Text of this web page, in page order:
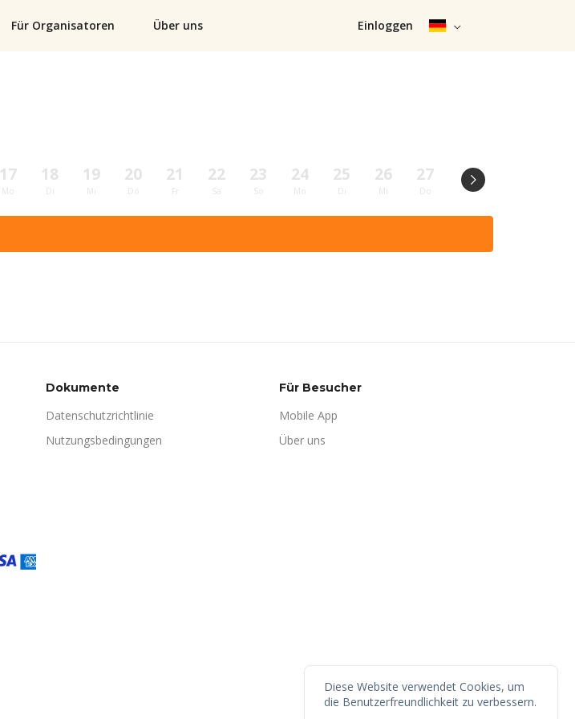
Für Organisatoren Über uns Einloggen
17
Mo
18
Di
19
Mi
20
Do
21
Fr
22
Sa
23
So
24
Mo
25
Di
26
Mi
27
Do
28
Fr
Dokumente
Datenschutzrichtlinie
Nutzungsbedingungen
Für Besucher
Mobile App
Über uns
Diese Website verwendet Cookies, um
die Benutzerfreundlichkeit zu verbessern.